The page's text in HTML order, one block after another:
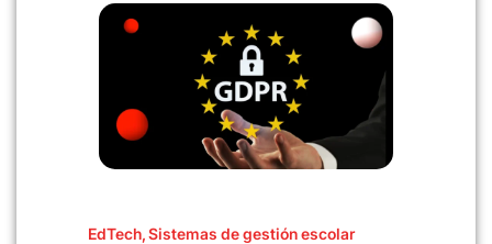
EdTech,Sistemas de gestión escolar